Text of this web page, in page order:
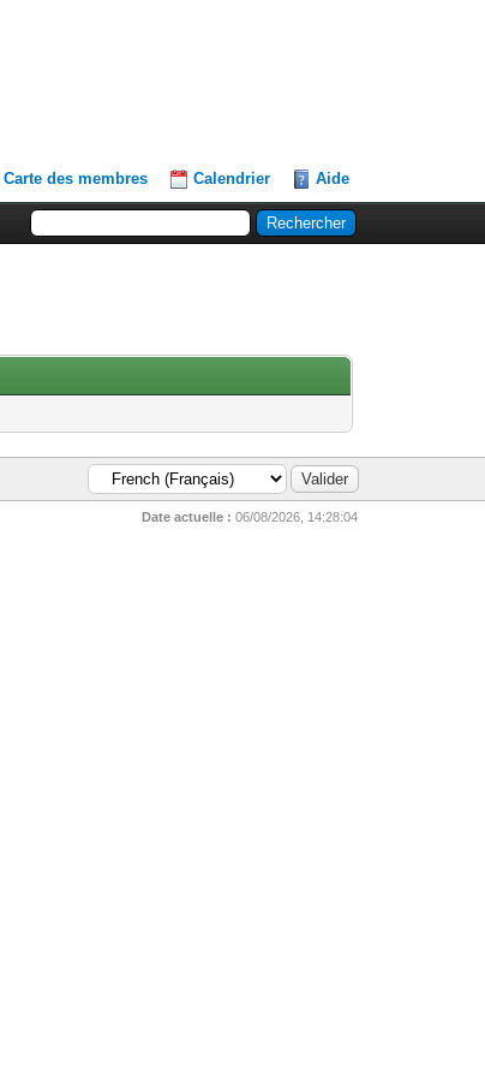
Carte des membres Calendrier Aide
Date actuelle : 06/08/2026, 14:28:04